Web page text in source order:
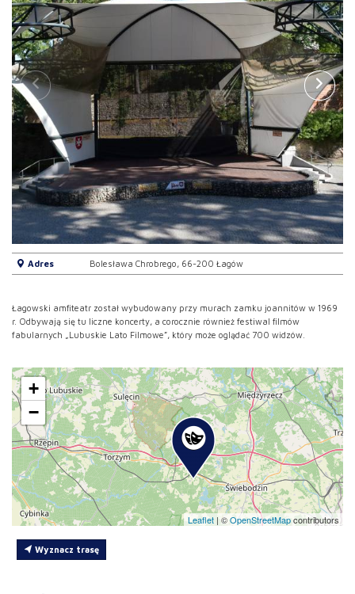
Adres Bolesława Chrobrego, 66-200 Łagów
Łagowski amfiteatr został wybudowany przy murach zamku joannitów w 1969
r. Odbywają się tu liczne koncerty, a corocznie również festiwal filmów
fabularnych „Lubuskie Lato Filmowe”, który może oglądać 700 widzów.
+
−
Leaflet | ©OpenStreetMapcontributors
Wyznacz trasę